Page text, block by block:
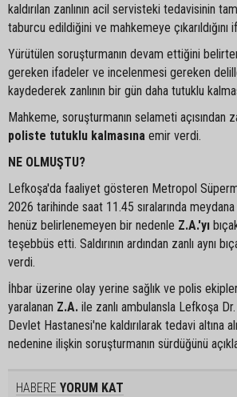
kaldırılan zanlının acil servisteki tedavisinin
taburcu edildiğini ve mahkemeye çıkarıldığını
Yürütülen soruşturmanın devam ettiğini
gereken ifadeler ve incelenmesi gereken
kaydederek zanlının bir gün daha tutuklu
Mahkeme, soruşturmanın selameti açısından
poliste tutuklu kalmasına emir verdi.
NE OLMUŞTU?
Lefkoşa'da faaliyet gösteren Metropol
2026 tarihinde saat 11.45 sıralarında
henüz belirlenemeyen bir nedenle Z.A.'yı
teşebbüs etti. Saldırının ardından zanlı aynı
verdi.
İhbar üzerine olay yerine sağlık ve polis
yaralanan Z.A. ile zanlı ambulansla Lefkoşa
Devlet Hastanesi'ne kaldırılarak tedavi altına
nedenine ilişkin soruşturmanın sürdüğünü
HABERE YORUM KAT